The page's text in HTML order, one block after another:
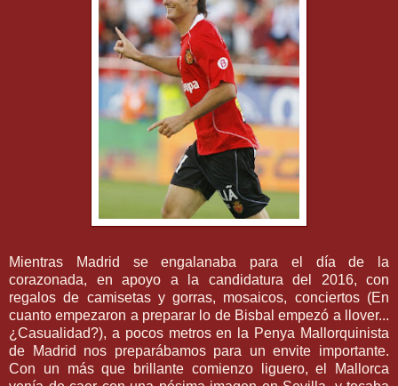
Mientras Madrid se engalanaba para el día de la
corazonada, en apoyo a la candidatura del 2016, con
regalos de camisetas y gorras, mosaicos, conciertos (En
cuanto empezaron a preparar lo de Bisbal empezó a llover...
¿Casualidad?), a pocos metros en la Penya Mallorquinista
de Madrid nos preparábamospara un envite importante.
Con un más que brillante comienzo
liguero, el
Mallorca